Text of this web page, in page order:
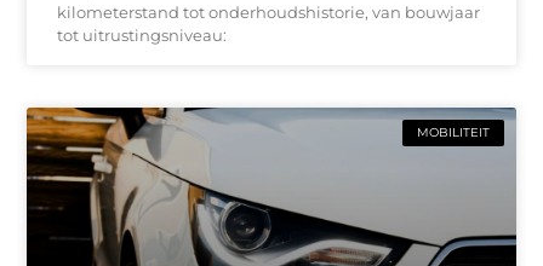
kilometerstand tot onderhoudshistorie, van bouwjaar
tot uitrustingsniveau:
MOBILITEIT